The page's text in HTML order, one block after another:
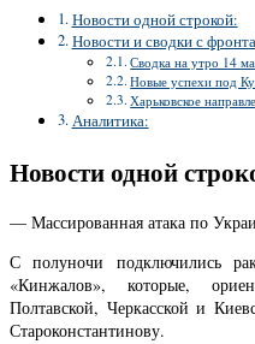
Новости одной строкой:
Новости и сводки с фронта
Сводка на утро 14
Новые успехи под
Харьковское
Аналитика:
Новости одной
— Массированная атака по
С полуночи подключились
«Кинжалов», которые,
Полтавской, Черкасской и
Староконстантинову.